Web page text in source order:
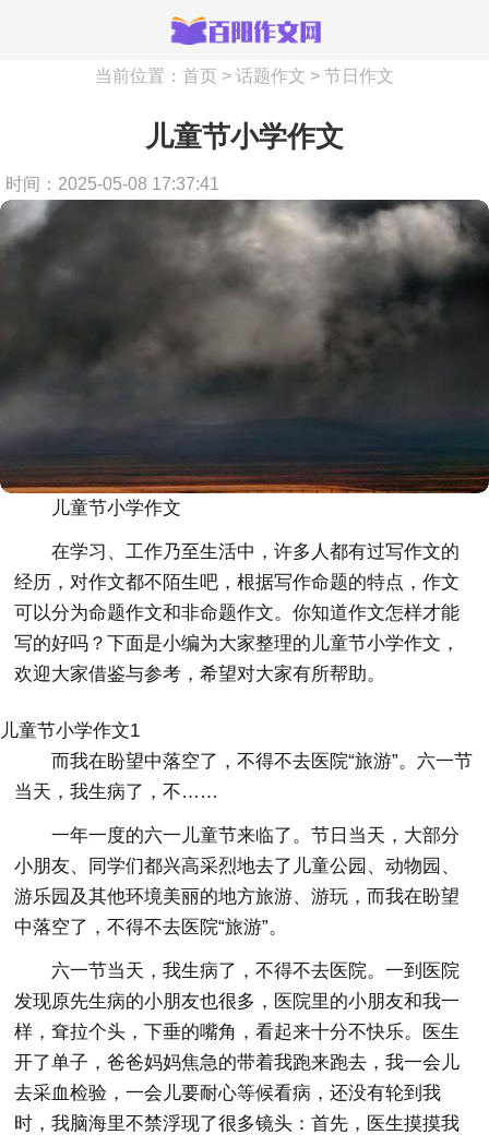
当前位置： 首页 > 话题作文 > 节日作文
儿童节小学作文
时间：2025-05-08 17:37:41
儿童节小学作文
在学习、工作乃至生活中，许多人都有过写作文的
经历，对作文都不陌生吧，根据写作命题的特点，作文
可以分为命题作文和非命题作文。你知道作文怎样才能
写的好吗？下面是小编为大家整理的儿童节小学作文，
欢迎大家借鉴与参考，希望对大家有所帮助。
儿童节小学作文1
而我在盼望中落空了，不得不去医院“旅游”。六一节
当天，我生病了，不……
一年一度的六一儿童节来临了。节日当天，大部分
小朋友、同学们都兴高采烈地去了儿童公园、动物园、
游乐园及其他环境美丽的地方旅游、游玩，而我在盼望
中落空了，不得不去医院“旅游”。
六一节当天，我生病了，不得不去医院。一到医院
发现原先生病的小朋友也很多，医院里的小朋友和我一
样，耷拉个头，下垂的嘴角，看起来十分不快乐。医生
开了单子，爸爸妈妈焦急的带着我跑来跑去，我一会儿
去采血检验，一会儿要耐心等候看病，还没有轮到我
时，我脑海里不禁浮现了很多镜头：首先，医生摸摸我